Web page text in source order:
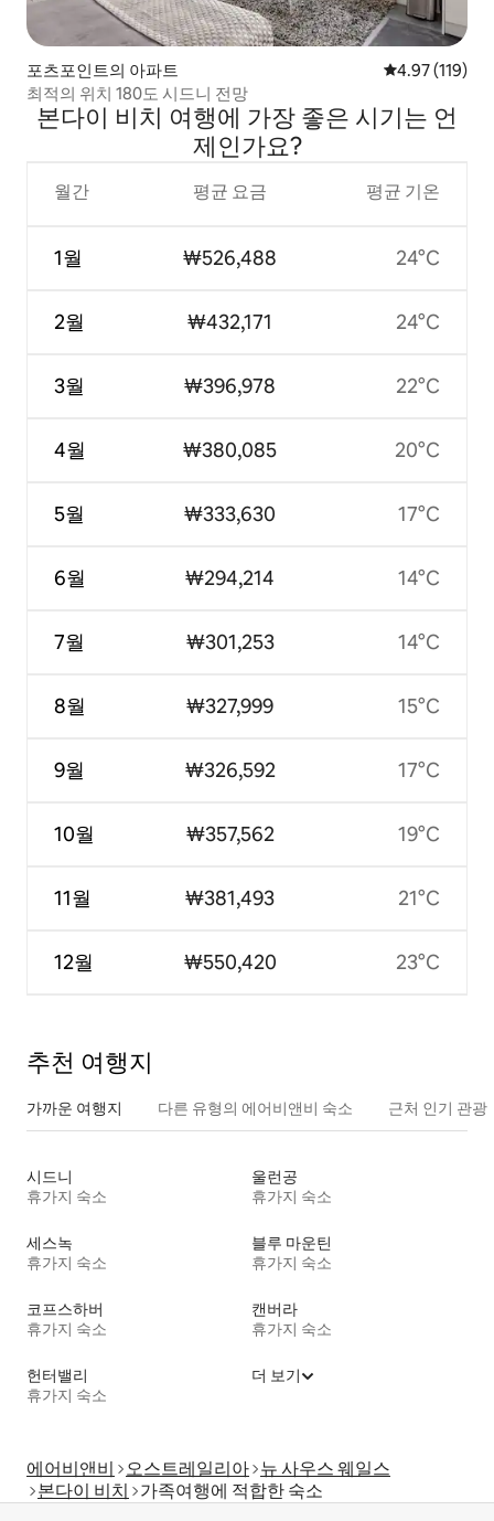
포츠포인트의 아파트 평점 4.97점(5
4.97 (119)
최적의 위치 180도 시드니 전망
본다이 비치 여행에 가장 좋은 시기는 언
제인가요?
월간
1월
2월
3월
4월
5월
6월
7월
8월
9월
10월
11월
12월
평균 요금
₩526,488
₩432,171
₩396,978
₩380,085
₩333,630
₩294,214
₩301,253
₩327,999
₩326,592
₩357,562
₩381,493
₩550,420
평균 기온
24°C
24°C
22°C
20°C
17°C
14°C
14°C
15°C
17°C
19°C
21°C
23°C
추천 여행지
가까운 여행지 다른 유형의 에어비앤비 숙소 근처 인기 관광
시드니
휴가지 숙소
울런공
휴가지 숙소
세스녹
휴가지 숙소
블루 마운틴
휴가지 숙소
코프스하버
휴가지 숙소
캔버라
휴가지 숙소
헌터밸리
휴가지 숙소
더 보기
에어비앤비 오스트레일리아 뉴 사우스 웨일스
본다이 비치
가족여행에 적합한 숙소